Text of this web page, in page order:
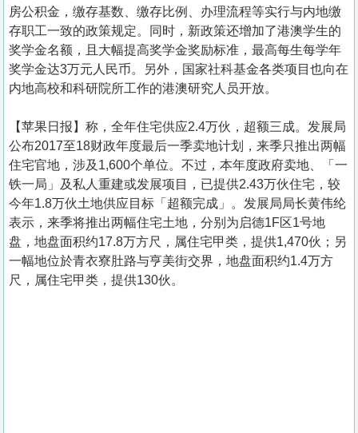
房公积金，缴存基数、缴存比例、办理流程等实行与内地缴
存职工一致的政策规定。同时，新政策还增加了港澳学生的
奖学金名额，且大幅提高奖学金奖励标准，最高每生每学年
奖学金达3万元人民币。另外，国家社科基金各类项目也向在
内地高校和科研院所工作的港澳研究人员开放。
【苹果日报】称，全年住宅供应2.4万伙，超额三成。发展局
公布2017至18财政年度最后一季卖地计划，来季只推出两幅
住宅官地，涉及1,600个单位。不过，本年度政府卖地、「一
铁一局」及私人重建或发展项目，已提供2.43万伙住宅，较
今年1.8万伙土地供应目标「超额完成」。发展局局长黄伟纶
表示，来季将推出两幅住宅土地，分别为启德1F区1号地
盘，地盘面积约17.8万方尺，属住宅甲类，提供1,470伙；另
一幅地位於青衣寮肚路与亨美街交界，地盘面积约1.4万方
尺，属住宅甲类，提供130伙。